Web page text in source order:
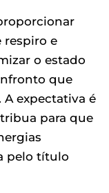
respiro e
o estado
que
expectativa é
para que
pelo título